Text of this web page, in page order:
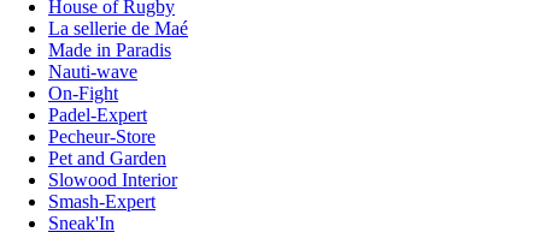
House of Rugby
La sellerie de Maé
Made in Paradis
Nauti-wave
On-Fight
Padel-Expert
Pecheur-Store
Pet and Garden
Slowood Interior
Smash-Expert
Sneak'In